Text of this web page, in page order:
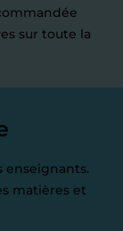
sur toute la
enseignants.
matières et